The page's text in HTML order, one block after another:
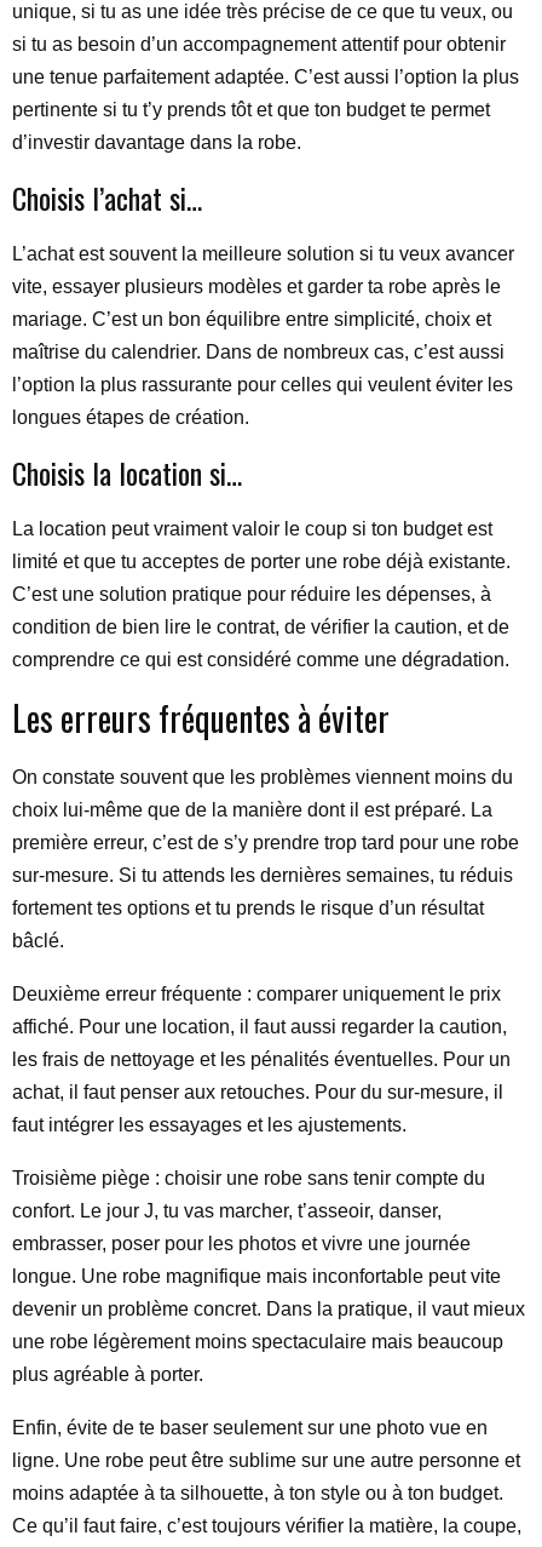
unique, si tu as une idée très précise de ce que tu veux, ou
si tu as besoin d’un accompagnement attentif pour obtenir
une tenue parfaitement adaptée. C’est aussi l’option la plus
pertinente si tu t’y prends tôt et que ton budget te permet
d’investir davantage dans la robe.
Choisis l’achat si…
L’achat est souvent la meilleure solution si tu veux avancer
vite, essayer plusieurs modèles et garder ta robe après le
mariage. C’est un bon équilibre entre simplicité, choix et
maîtrise du calendrier. Dans de nombreux cas, c’est aussi
l’option la plus rassurante pour celles qui veulent éviter les
longues étapes de création.
Choisis la location si…
La location peut vraiment valoir le coup si ton budget est
limité et que tu acceptes de porter une robe déjà existante.
C’est une solution pratique pour réduire les dépenses, à
condition de bien lire le contrat, de vérifier la caution, et de
comprendre ce qui est considéré comme une dégradation.
Les erreurs fréquentes à éviter
On constate souvent que les problèmes viennent moins du
choix lui-même que de la manière dont il est préparé. La
première erreur, c’est de s’y prendre trop tard pour une robe
sur-mesure. Si tu attends les dernières semaines, tu réduis
fortement tes options et tu prends le risque d’un résultat
bâclé.
Deuxième erreur fréquente : comparer uniquement le prix
affiché. Pour une location, il faut aussi regarder la caution,
les frais de nettoyage et les pénalités éventuelles. Pour un
achat, il faut penser aux retouches. Pour du sur-mesure, il
faut intégrer les essayages et les ajustements.
Troisième piège : choisir une robe sans tenir compte du
confort. Le jour J, tu vas marcher, t’asseoir, danser,
embrasser, poser pour les photos et vivre une journée
longue. Une robe magnifique mais inconfortable peut vite
devenir un problème concret. Dans la pratique, il vaut mieux
une robe légèrement moins spectaculaire mais beaucoup
plus agréable à porter.
Enfin, évite de te baser seulement sur une photo vue en
ligne. Une robe peut être sublime sur une autre personne et
moins adaptée à ta silhouette, à ton style ou à ton budget.
Ce qu’il faut faire, c’est toujours vérifier la matière, la coupe,